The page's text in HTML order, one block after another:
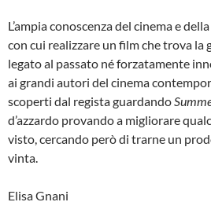
L’ampia conoscenza del cinema e
con cui realizzare un film che trova la
legato al passato né forzatamente
ai grandi autori del cinema
scoperti dal regista guardando
d’azzardo provando a migliorare
visto, cercando però di trarne un
vinta.
Elisa Gnani